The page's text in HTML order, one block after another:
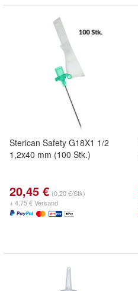
Sterican Safety G18X1 1/2
1,2x40 mm (100 Stk.)
20,45 € (0,20 €/Stk)
+ 4,75 € Versand